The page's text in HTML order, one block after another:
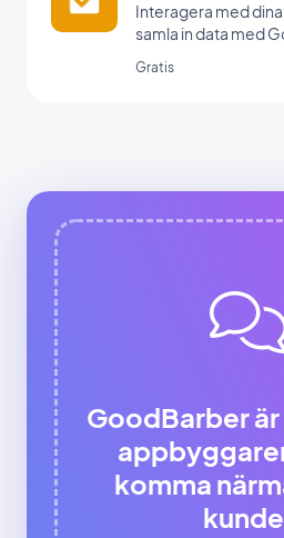
Interagera med
samla in data med
Gratis
GoodBarber
komma